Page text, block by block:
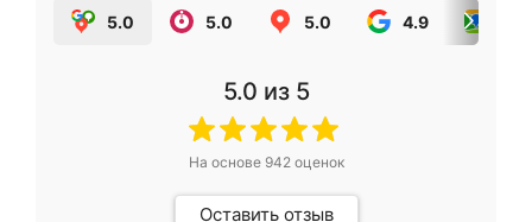
5.0 5.0 5.0 4.9
5.0 из 5
На основе 942оценок
Оставить отзыв